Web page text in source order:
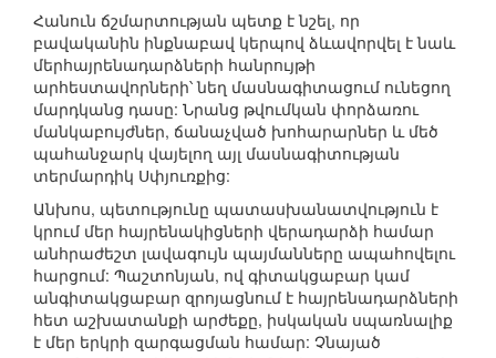
Հանուն ճշմարտության պետք է նշել, որ
բավականին ինքնաբավ կերպով ձևավորվել է նաև
մերհայրենադարձների հանրույթի
արհեստավորների՝ նեղ մասնագիտացում ունեցող
մարդկանց դասը: Նրանց թվումկան փորձառու
մանկաբույժներ, ճանաչված խոհարարներ և մեծ
պահանջարկ վայելող այլ մասնագիտության
տերմարդիկ Սփյուռքից:
Անխոս, պետությունը պատասխանատվություն է
կրում մեր հայրենակիցների վերադարձի համար
անհրաժեշտ լավագույն պայմանները ապահովելու
հարցում: Պաշտոնյան, ով գիտակցաբար կամ
անգիտակցաբար զրոյացնում է հայրենադարձների
հետ աշխատանքի արժեքը, իսկական սպառնալիք
է մեր երկրի զարգացման համար: Չնայած